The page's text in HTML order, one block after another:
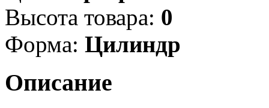
Высота товара: 0
Форма: Цилиндр
Описание